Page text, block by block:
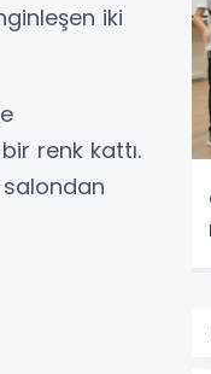
iki
renk kattı.